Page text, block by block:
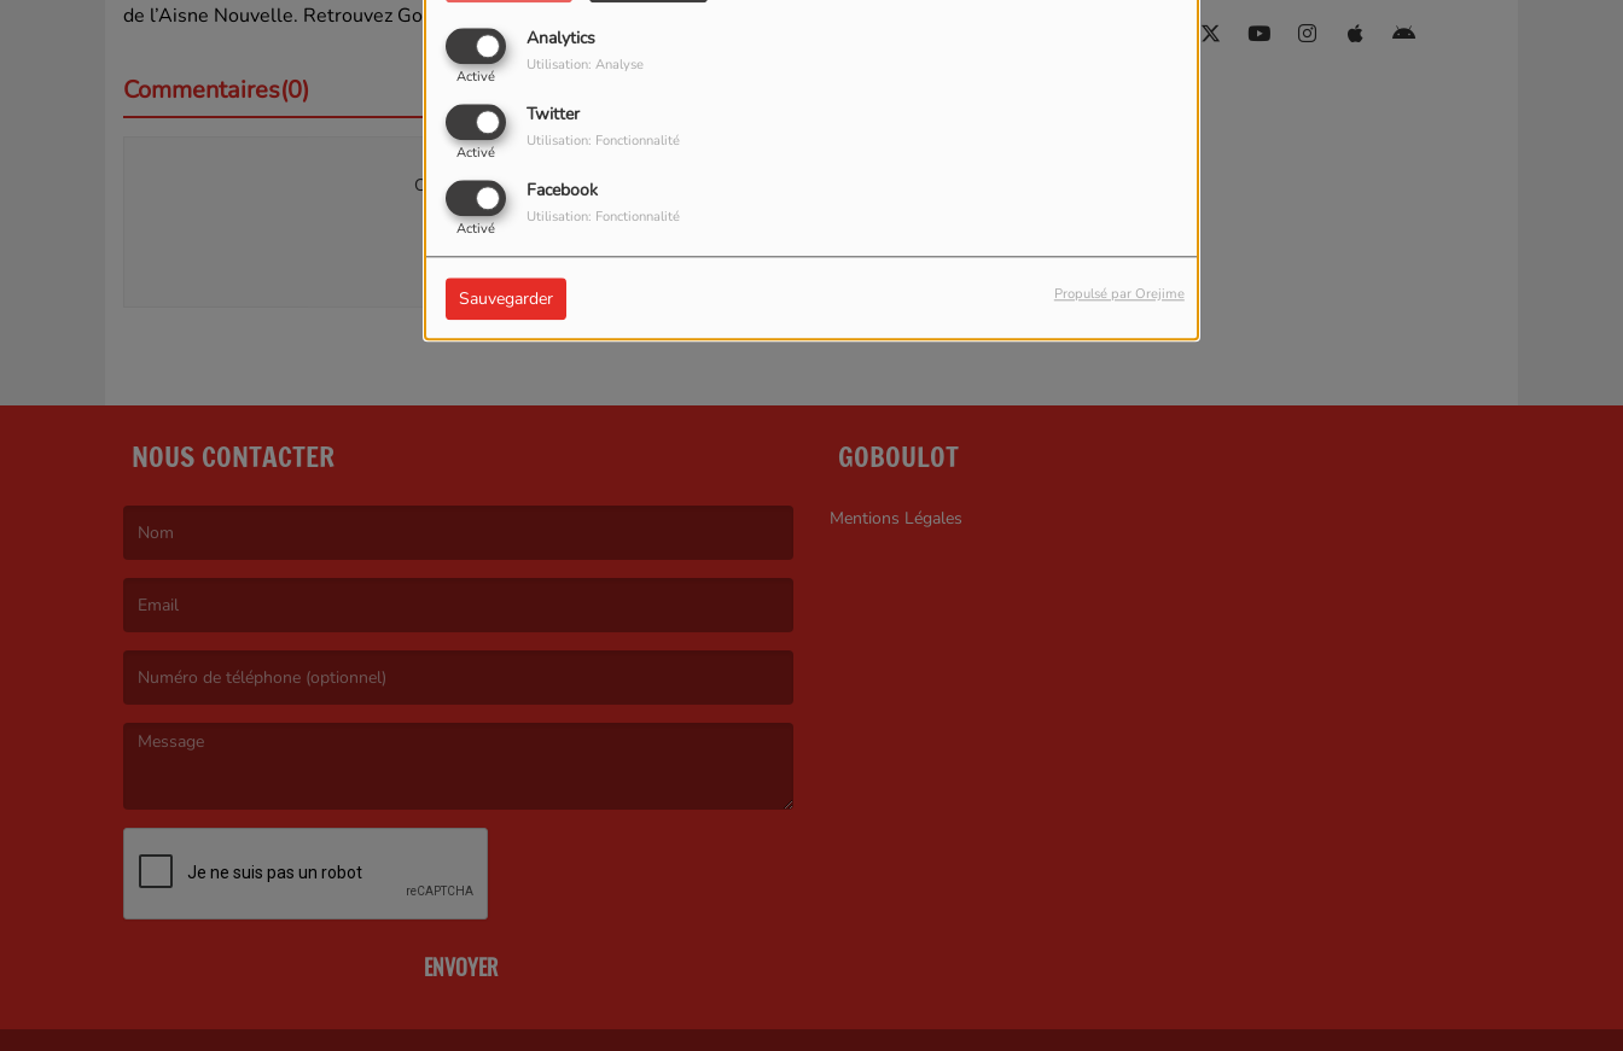
Analytics
Activé
Utilisation: Analyse
Twitter
Activé
Utilisation: Fonctionnalité
Facebook
Activé
Utilisation: Fonctionnalité
Sauvegarder Propulsé par Orejime
de l’Aisne Nouvelle. Retrouvez Go boulot en duplex !
Commentaires(0)
Connectez-vous pour commenter cet article
NOUS CONTACTER
ENVOYER
GOBOULOT
Mentions Légales